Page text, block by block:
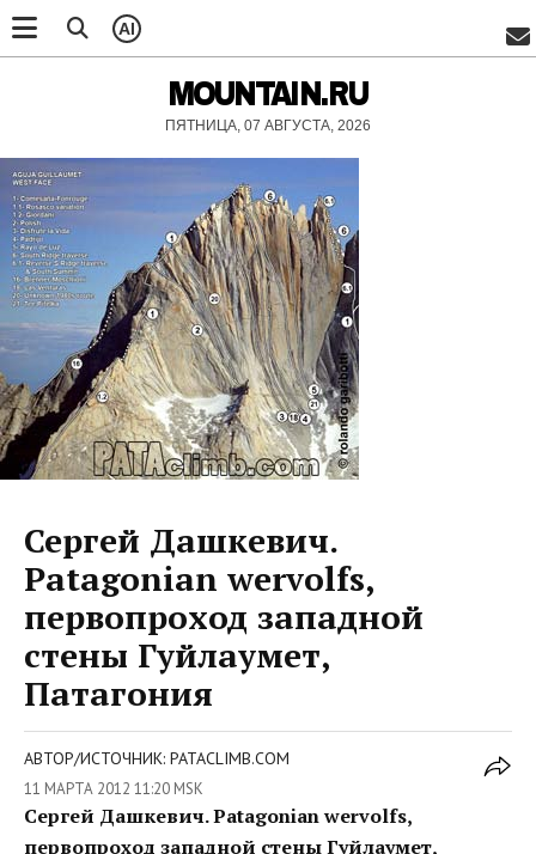
AI
MOUNTAIN.RU
ПЯТНИЦА, 07 АВГУСТА, 2026
Сергей Дашкевич.
Patagonian wervolfs,
первопроход западной
стены Гуйлаумет,
Патагония
АВТОР/ИСТОЧНИК: PATACLIMB.COM
11 МАРТА 2012 11:20 MSK
Сергей Дашкевич. Patagonian wervolfs,
первопроход западной стены Гуйлаумет,